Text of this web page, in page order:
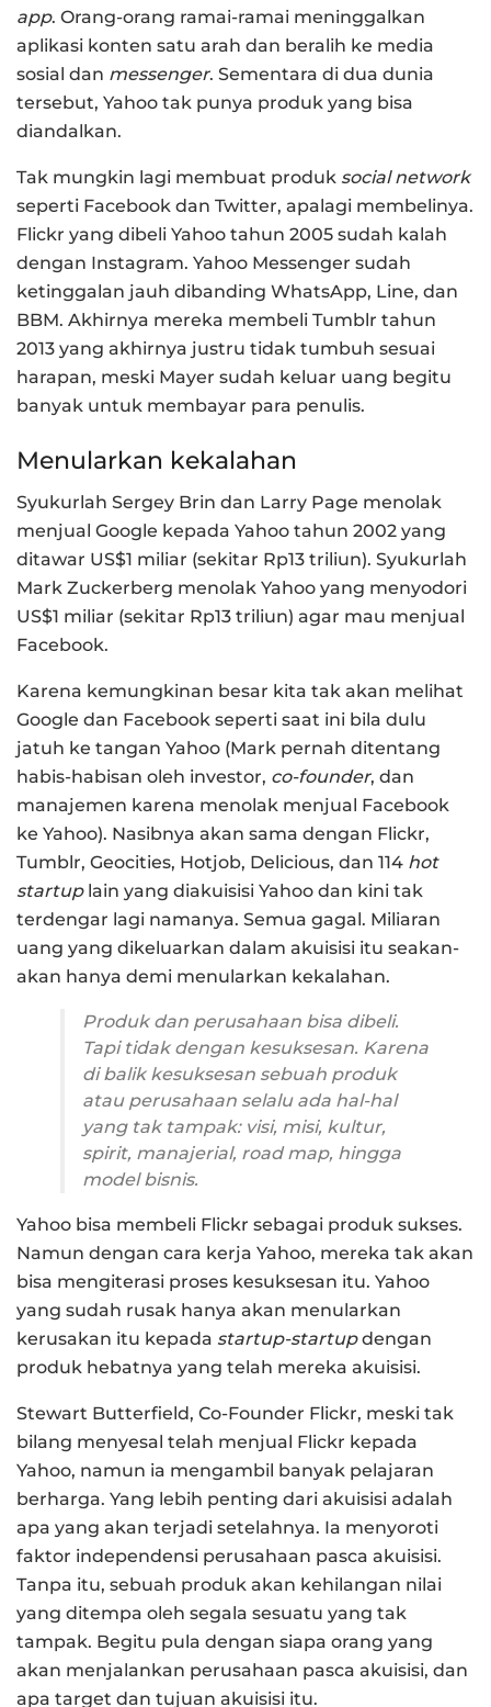
app. Orang-orang ramai-ramai meninggalkan
aplikasi konten satu arah dan beralih ke media
sosial dan messenger. Sementara di dua dunia
tersebut, Yahoo tak punya produk yang bisa
diandalkan.
Tak mungkin lagi membuat produk social network
seperti Facebook dan Twitter, apalagi membelinya.
Flickr yang dibeli Yahoo tahun 2005 sudah kalah
dengan Instagram. Yahoo Messenger sudah
ketinggalan jauh dibanding WhatsApp, Line, dan
BBM. Akhirnya mereka membeli Tumblr tahun
2013 yang akhirnya justru tidak tumbuh sesuai
harapan, meski Mayer sudah keluar uang begitu
banyak untuk membayar para penulis.
Menularkan kekalahan
Syukurlah Sergey Brin dan Larry Page menolak
menjual Google kepada Yahoo tahun 2002 yang
ditawar US$1 miliar (sekitar Rp13 triliun). Syukurlah
Mark Zuckerberg menolak Yahoo yang menyodori
US$1 miliar (sekitar Rp13 triliun) agar mau menjual
Facebook.
Karena kemungkinan besar kita tak akan melihat
Google dan Facebook seperti saat ini bila dulu
jatuh ke tangan Yahoo (Mark pernah ditentang
habis-habisan oleh investor, co-founder, dan
manajemen karena menolak menjual Facebook
ke Yahoo). Nasibnya akan sama dengan Flickr,
Tumblr, Geocities, Hotjob, Delicious, dan 114 hot
startuplain yang diakuisisi Yahoo dan kini tak
terdengar lagi namanya. Semua gagal. Miliaran
uang yang dikeluarkan dalam akuisisi itu seakan-
akan hanya demi menularkan kekalahan.
Produk dan perusahaan bisa dibeli.
Tapi tidak dengan kesuksesan. Karena
di balik kesuksesan sebuah produk
atau perusahaan selalu ada hal-hal
yang tak tampak: visi, misi, kultur,
spirit, manajerial, road map, hingga
model bisnis.
Yahoo bisa membeli Flickr sebagai produk sukses.
Namun dengan cara kerja Yahoo, mereka tak akan
bisa mengiterasi proses kesuksesan itu. Yahoo
yang sudah rusak hanya akan menularkan
kerusakan itu kepada startup-startupdengan
produk hebatnya yang telah mereka akuisisi.
Stewart Butterfield, Co-Founder Flickr, meski tak
bilang menyesal telah menjual Flickr kepada
Yahoo, namun ia mengambil banyak pelajaran
berharga. Yang lebih penting dari akuisisi adalah
apa yang akan terjadi setelahnya. Ia menyoroti
faktor independensi perusahaan pasca akuisisi.
Tanpa itu, sebuah produk akan kehilangan nilai
yang ditempa oleh segala sesuatu yang tak
tampak. Begitu pula dengan siapa orang yang
akan menjalankan perusahaan pasca akuisisi, dan
apa target dan tujuan akuisisi itu.